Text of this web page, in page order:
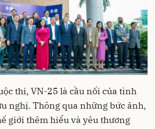
thi, VN-25 là cầu nối của tình
nghị. Thông qua những bức ảnh,
giới thêm hiểu và yêu thương